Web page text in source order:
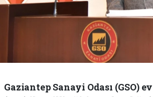
Gaziantep Sanayi Odası (GSO)